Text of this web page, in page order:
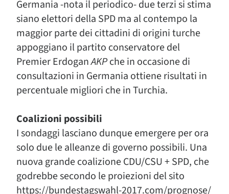
Germania -nota il periodico- due terzi si stima
siano elettori della SPD ma al contempo la
maggior parte dei cittadini di origini turche
appoggiano il partito conservatore del
Premier ErdoganAKPche in occasione di
consultazioni in Germania ottiene risultati in
percentuale migliori che in Turchia.
Coalizioni possibili
I sondaggi lasciano dunque emergere per ora
solo due le alleanze di governo possibili. Una
nuova grande coalizione CDU/CSU + SPD, che
godrebbe secondo le proiezioni del sito
https://bundestagswahl-2017.com/prognose/